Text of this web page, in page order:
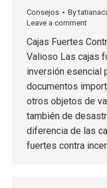
Consejos By
Leave a comment
Cajas Fuertes
Valioso Las cajas
inversión esencial
documentos
otros objetos de
también de
diferencia de las
fuertes contra